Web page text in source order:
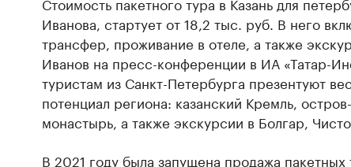
Иванова, стартует от 18,2 тыс. руб. В него
трансфер, проживание в отеле, а также
Иванов на пресс-конференции в ИА «Татар-
туристам из Санкт-Петербурга презентуют
потенциал региона: казанский Кремль,
монастырь, а также экскурсии в Болгар,
В 2021 году была запущена продажа